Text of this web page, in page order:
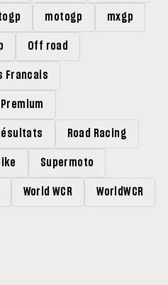
motogp mxgp
Off road
Francais
Premium
Road Racing
Supermoto
World WCR WorldWCR